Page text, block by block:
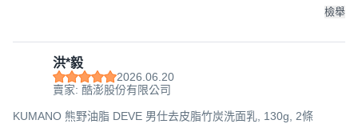
檢舉
洪*毅
2026.06.20
賣家: 酷澎股份有限公司
KUMANO 熊野油脂 DEVE 男仕去皮脂竹炭洗面乳, 130g, 2條